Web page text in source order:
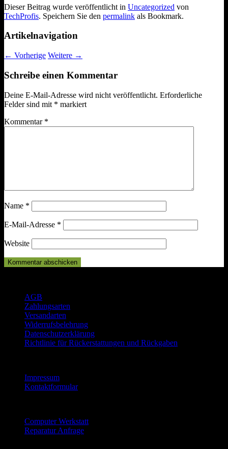
Dieser Beitrag wurde veröffentlicht in Uncategorized von
TechProfis. Speichern Sie den permalink als Bookmark.
Artikelnavigation
← Vorherige Weitere →
Schreibe einen Kommentar
Deine E-Mail-Adresse wird nicht veröffentlicht. Erforderliche
Felder sind mit * markiert
Kommentar *
Name *
E-Mail-Adresse *
Website
AGB
Zahlungsarten
Versandarten
Widerrufsbelehrung
Datenschutzerklärung
Richtlinie für Rückerstattungen und Rückgaben
Impressum
Kontaktformular
Computer Werkstatt
Reparatur Anfrage